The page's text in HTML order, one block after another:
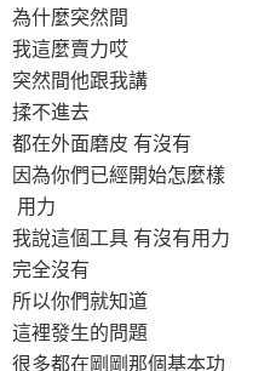
為什麼突然間
我這麼賣力哎
突然間他跟我講
揉不進去
都在外面磨皮 有沒有
因為你們已經開始怎麼樣
用力
我說這個工具 有沒有用力
完全沒有
所以你們就知道
這裡發生的問題
很多都在剛剛那個基本功